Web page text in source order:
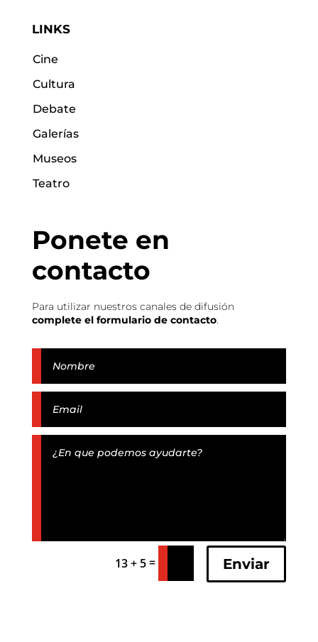
LINKS
Cine
Cultura
Debate
Galerías
Museos
Teatro
Ponete en
contacto
Para utilizar nuestros canales de difusión
complete el formulario de contacto.
13 + 5= Enviar